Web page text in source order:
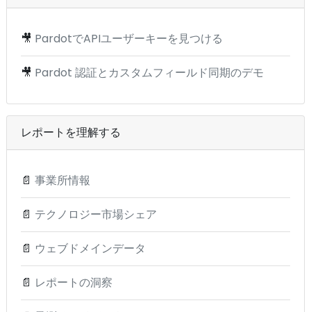
🎥 PardotでAPIユーザーキーを見つける
🎥 Pardot 認証とカスタムフィールド同期のデモ
レポートを理解する
📄 事業所情報
📄 テクノロジー市場シェア
📄 ウェブドメインデータ
📄 レポートの洞察